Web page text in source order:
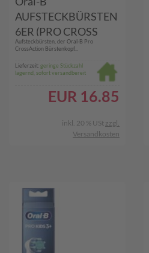
AUFSTECKBÜRSTEN
6ER (PRO CROSS
ACTION 6ER)
Aufsteckbürsten, der Oral-B Pro
CrossAction Bürstenkopf...
Lieferzeit:geringe Stückzahl
lagernd, sofort versandbereit
EUR 16.85
inkl. 20 % USt zzgl.
Versandkosten